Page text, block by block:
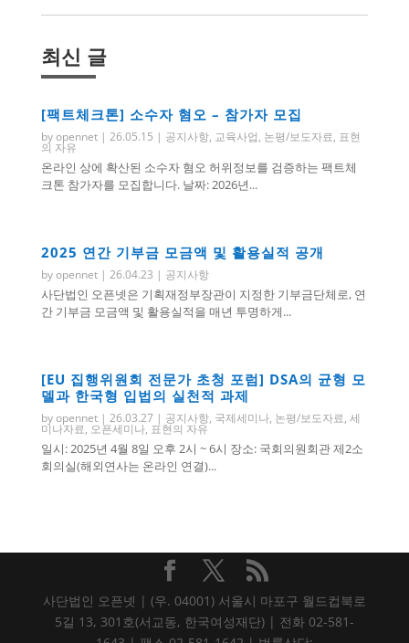
최신 글
[팩트체크톤] 소수자 혐오 – 참가자 모집
byopennet| 26.05.15 | 공지사항, 교육사업, 논평/보도자료, 표현
의 자유
온라인 상에 확산된 소수자 혐오 허위정보를 검증하는 팩트체
크톤 참가자를 모집합니다. 날짜: 2026년...
2025 연간 기부금 모금액 및 활용실적 공개
byopennet| 26.04.23 | 공지사항
사단법인 오픈넷은 기획재정부장관이 지정한 기부금단체로, 연
간 기부금 모금액 및 활용실적을 매년 투명하게...
[EU 집행위원회 전문가 초청 포럼] DSA의 균형 모
델과 한국형 입법의 실천적 과제
byopennet| 26.03.27| 공지사항, 국제세미나, 논평/보도자료, 세
미나자료, 오픈세미나, 표현의 자유
일시: 2025년 4월 8일 오후 2시 ~ 6시 장소: 국회의원회관 제2소
회의실(해외연사는 온라인 연결)...
사단법인 오픈넷 | (우. 04001) 서울시 마포구 월드컵북로
5길 13, 301호(서교동, 한국여성재단) | 전화 02-581-